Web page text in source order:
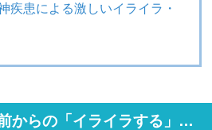
疾患による激しいイライラ・
からの「イライラする」…